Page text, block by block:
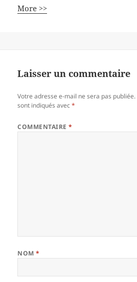
More >>
Laisser un commentaire
Votre adresse e-mail ne sera pas publiée.
sont indiqués avec*
COMMENTAIRE*
NOM*